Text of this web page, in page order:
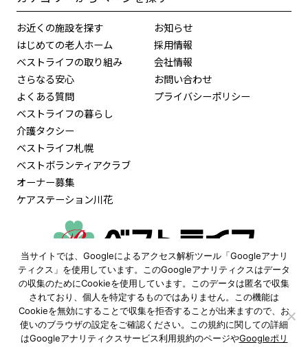
0120-515-472
9:30〜18:00
（土日祝も受付 ※年末年始除く）
資料請求 見学予約
お近くの施設を探す
はじめての老人ホーム
ベストライフの取り組み
さらなる安心
よくある質問
ベストライフの暮らし
介護タクシー
ベストライフ札幌
ベストボランティアクラブ
オーナー募集
ケアステーション川花
お知らせ
採用情報
会社情報
お問い合わせ
プライバシーポリシー
当サイトでは、Googleによるアクセス解析ツール「Googleアナリ
ティクス」を使用しています。このGoogleアナリティクスはデータ
の収集のためにCookieを使用しています。このデータは匿名で収集
されており、個人を特定するものではありません。この機能は
Cookieを無効にすることで収集を拒否することが出来ますので、お
使いのブラウザの設定をご確認ください。この規約に関しての詳細
はGoogleアナリティクスサービス利用規約のページやGoogleポリ